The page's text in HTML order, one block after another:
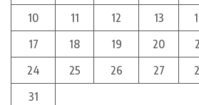
10
11 12 13
17
18 19 20
24
25 26 27
31